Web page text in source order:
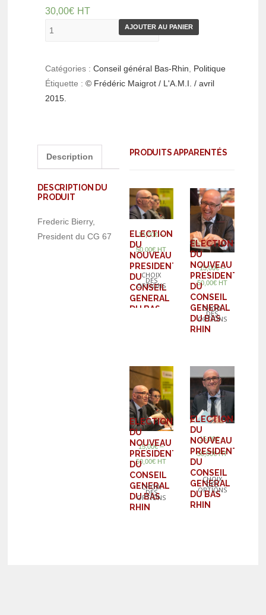
30,00€ HT
AJOUTER AU PANIER
Catégories :Conseil général Bas-Rhin, Politique
Étiquette :© Frédéric Maigrot / L'A.M.I. / avril
2015.
Description
DESCRIPTION DU
PRODUIT
Frederic Bierry,
President du CG 67
PRODUITS APPARENTÉS
ELECTION
DU
NOUVEAU
PRESIDENT
DU
CONSEIL
GENERAL
DU BAS
15,00€ –
50,00€ HT
CHOIX
DES
OPTIONS
ELECTION
DU
NOUVEAU
PRESIDENT
DU
CONSEIL
GENERAL
DU BAS
RHIN
15,00€–
50,00€ HT
CHOIX
DES
OPTIONS
ELECTION
DU
NOUVEAU
PRESIDENT
DU
CONSEIL
GENERAL
DU BAS
RHIN
15,00€–
50,00€ HT
CHOIX
DES
OPTIONS
ELECTION
DU
NOUVEAU
PRESIDENT
DU
CONSEIL
GENERAL
DU BAS
RHIN
15,00€–
50,00€ HT
CHOIX
DES
OPTIONS